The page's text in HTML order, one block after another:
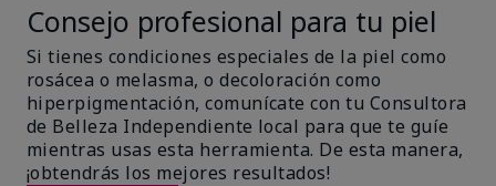
Consejo profesional para tu piel
Si tienes condiciones especiales de la piel como
rosácea o melasma, o decoloración como
hiperpigmentación, comunícate con tu Consultora
de Belleza Independiente local para que te guíe
mientras usas esta herramienta. De esta manera,
¡obtendrás los mejores resultados!